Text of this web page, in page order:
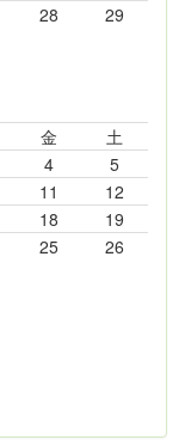
28
29
金
土
4
5
11
12
18
19
25
26